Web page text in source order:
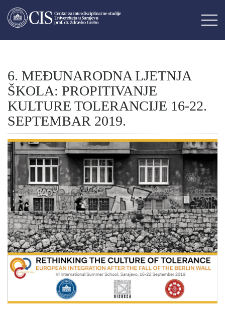
6. MEĐUNARODNA LJETNJA
ŠKOLA: PROPITIVANJE
KULTURE TOLERANCIJE 16-22.
SEPTEMBAR 2019.